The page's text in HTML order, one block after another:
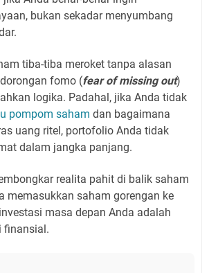
bukan sekadar menyumbang
tiba-tiba meroket tanpa alasan
fomo (fear of missing out)
logika. Padahal, jika Anda tidak
pompom saham dan bagaimana
uang ritel, portofolio Anda tidak
dalam jangka panjang.
realita pahit di balik saham
memasukkan saham gorengan ke
masa depan Anda adalah
finansial.